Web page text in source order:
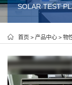
新闻中心 关
SOLAR TEST
首页 > 产品中心 > 物